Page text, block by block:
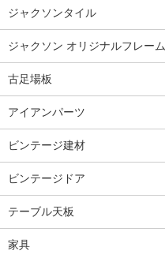
ジャクソンタイル
ジャクソン オリジナルフレーム
古足場板
アイアンパーツ
ビンテージ建材
ビンテージドア
テーブル天板
家具